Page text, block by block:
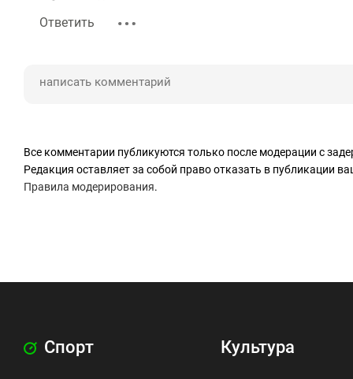
Ответить
Все комментарии публикуются только после модерации с
Редакция оставляет за собой право отказать в публикации
Правила модерирования.
Спорт Культура